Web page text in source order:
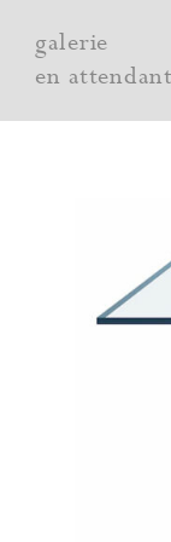
contenu
galerie
en